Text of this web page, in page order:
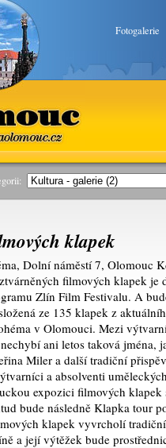
Fotogalerie
klapek
Dolní náměstí 7, Olomouc
filmových klapek je
Zlín Film Festivalu. A
ze 135 klapek z
v Olomouci. Mezi
ani letos taková jména,
Miler a další tradiční
a absolventi
expozici filmových
bude následně Klapka tour
klapek vyvrcholí
a její výtěžek bude